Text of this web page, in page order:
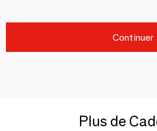
Continuer
Plus de